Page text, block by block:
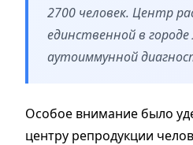
2700 человек. Центр
единственной в
аутоиммунной
Особое внимание было
центру репродукции